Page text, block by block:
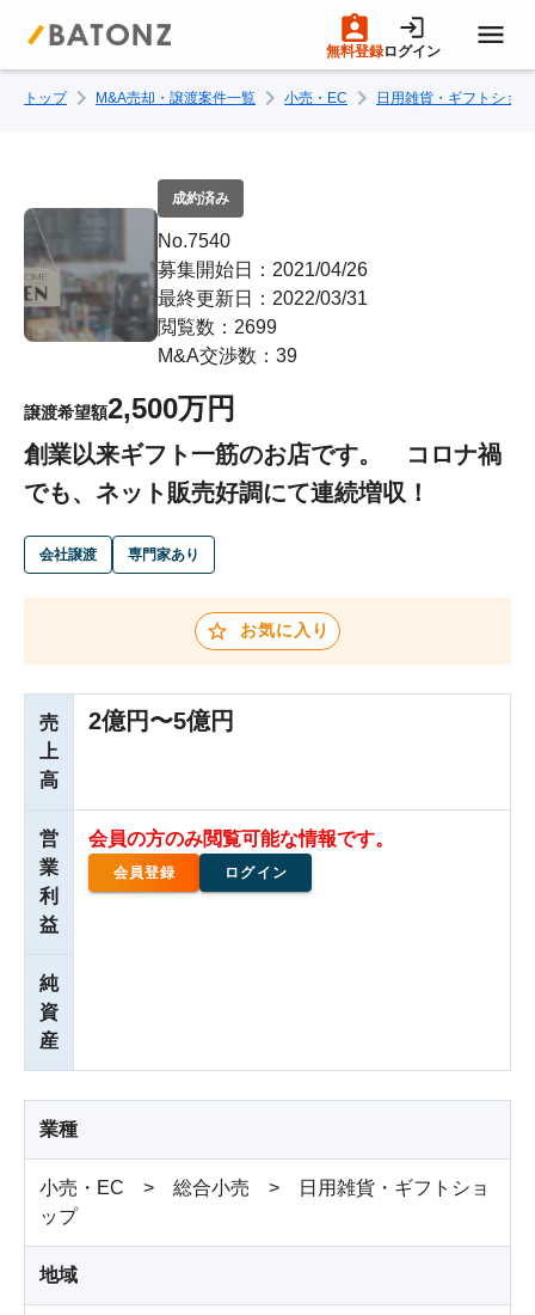
無料登録ログイン
トップページ
M&A案件一覧
売りたい方へ
買いたい方へ
成約事例
M&A専門家の方へ
トップ M&A売却・譲渡案件一覧 小売・EC 日用雑貨・ギフトショ
成約済み
No.7540
募集開始日：2021/04/26
最終更新日：2022/03/31
閲覧数：2699
M&A交渉数：39
譲渡希望額2,500万円
創業以来ギフト一筋のお店です。 コロナ禍
でも、ネット販売好調にて連続増収！
会社譲渡 専門家あり
お気に入り
売
上
高
2億円〜5億円
営
業
利
益
会員の方のみ閲覧可能な情報です。
会員登録 ログイン
純
資
産
業種
小売・EC > 総合小売 > 日用雑貨・ギフトショ
ップ
地域